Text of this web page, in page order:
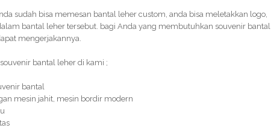
sudah bisa memesan bantal leher custom, anda bisa meletakkan logo,
bantal leher tersebut. bagi Anda yang membutuhkan souvenir bantal
mengerjakannya.
bantal leher di kami ;
bantal
mesin jahit, mesin bordir modern